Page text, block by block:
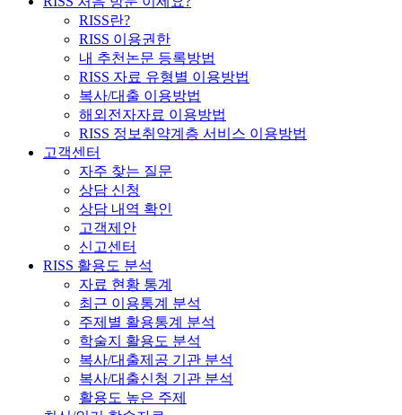
RISS란?
RISS 이용권한
내 추천논문 등록방법
RISS 자료 유형별 이용방법
복사/대출 이용방법
해외전자자료 이용방법
RISS 정보취약계층 서비스 이용방법
고객센터
자주 찾는 질문
상담 신청
상담 내역 확인
고객제안
신고센터
RISS 활용도 분석
자료 현황 통계
최근 이용통계 분석
주제별 활용통계 분석
학술지 활용도 분석
복사/대출제공 기관 분석
복사/대출신청 기관 분석
활용도 높은 주제